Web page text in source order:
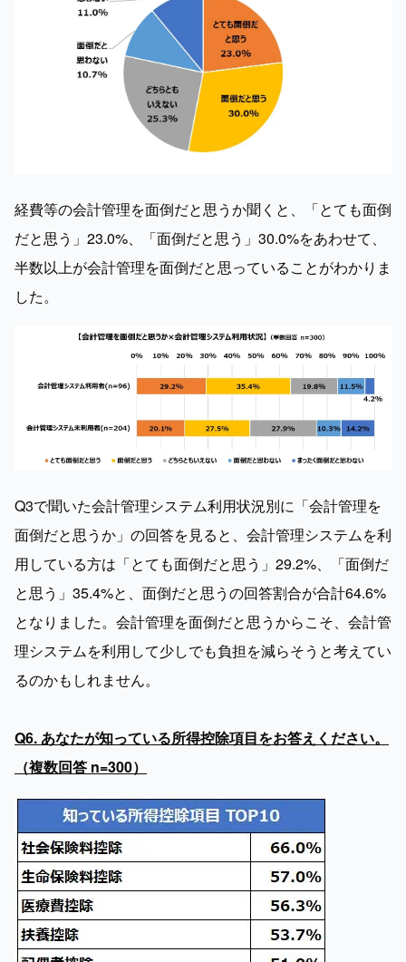
経費等の会計管理を面倒だと思うか聞くと、「とても面倒
だと思う」23.0%、「面倒だと思う」30.0%をあわせて、
半数以上が会計管理を面倒だと思っていることがわかりま
した。
Q3で聞いた会計管理システム利用状況別に「会計管理を
面倒だと思うか」の回答を見ると、会計管理システムを利
用している方は「とても面倒だと思う」29.2%、「面倒だ
と思う」35.4%と、面倒だと思うの回答割合が合計64.6%
となりました。会計管理を面倒だと思うからこそ、会計管
理システムを利用して少しでも負担を減らそうと考えてい
るのかもしれません。
Q6. あなたが知っている所得控除項目をお答えください。
（複数回答 n=300）